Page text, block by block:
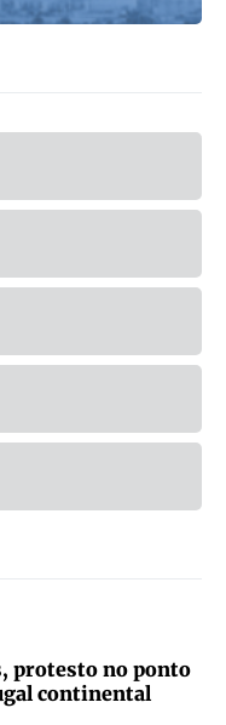
protesto no ponto
continental